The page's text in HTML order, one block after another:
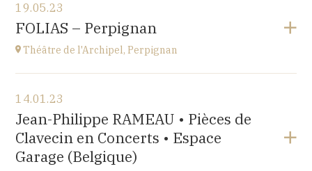
Mas Riquer, Catllar (66500)
à 18H00
19.05.23
FOLIAS – Perpignan
Théâtre de l'Archipel, Perpignan
Théâtre de l'Archipel, Perpignan
Le Carré, avenue du Maréchal Leclerc, 66000
Perpignan
à20H30
14.01.23
Jean-Philippe RAMEAU • Pièces de
Clavecin en Concerts • Espace
Garage (Belgique)